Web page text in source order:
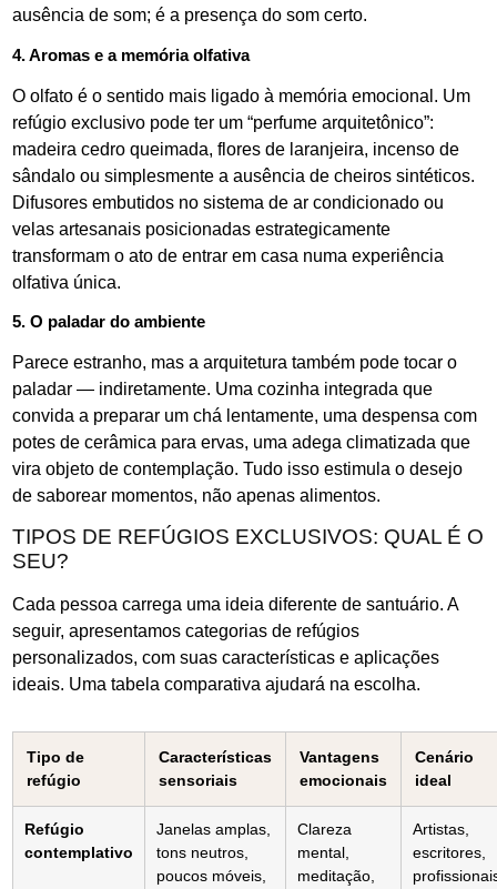
ausência de som; é a presença do som certo.
4. Aromas e a memória olfativa
O olfato é o sentido mais ligado à memória emocional. Um
refúgio exclusivo pode ter um “perfume arquitetônico”:
madeira cedro queimada, flores de laranjeira, incenso de
sândalo ou simplesmente a ausência de cheiros sintéticos.
Difusores embutidos no sistema de ar condicionado ou
velas artesanais posicionadas estrategicamente
transformam o ato de entrar em casa numa experiência
olfativa única.
5. O paladar do ambiente
Parece estranho, mas a arquitetura também pode tocar o
paladar — indiretamente. Uma cozinha integrada que
convida a preparar um chá lentamente, uma despensa com
potes de cerâmica para ervas, uma adega climatizada que
vira objeto de contemplação. Tudo isso estimula o desejo
de saborear momentos, não apenas alimentos.
TIPOS DE REFÚGIOS EXCLUSIVOS: QUAL É O
SEU?
Cada pessoa carrega uma ideia diferente de santuário. A
seguir, apresentamos categorias de refúgios
personalizados, com suas características e aplicações
ideais. Uma tabela comparativa ajudará na escolha.
Tipo de
refúgio
Características
sensoriais
Vantagens
emocionais
Cenário
ideal
Refúgio
contemplativo
Janelas amplas,
tons neutros,
poucos móveis,
Clareza
mental,
meditação,
Artistas,
escritores,